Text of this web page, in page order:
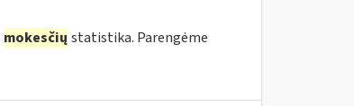
mokesčių statistika. Parengėme